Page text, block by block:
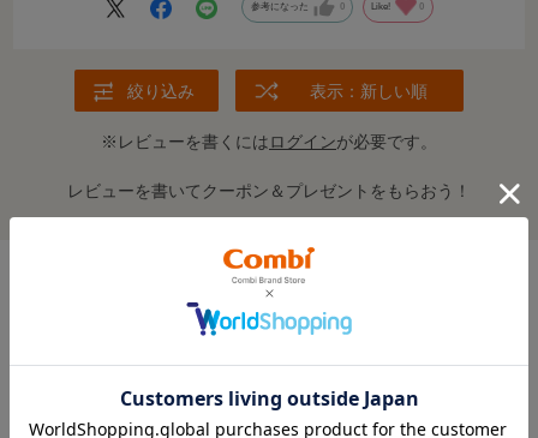
参考になった 0 Like! 0
絞り込み 表示：新しい順
※レビューを書くにはログインが必要です。
レビューを書いてクーポン＆プレゼントをもらおう！
この商品の全てのレビューを見る＞
FEATURE
おすすめ特集